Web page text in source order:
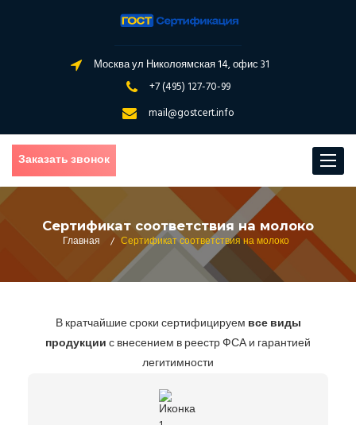
Москва ул Николоямская 14, офис 31
+7 (495) 127-70-99
mail@gostcert.info
Toggle
Заказать звонок
Сертификат соответствия на молоко
Главная
/ Сертификат соответствия на молоко
В кратчайшие сроки сертифицируем все виды
продукциис внесением в реестр ФСА и гарантией
легитимности